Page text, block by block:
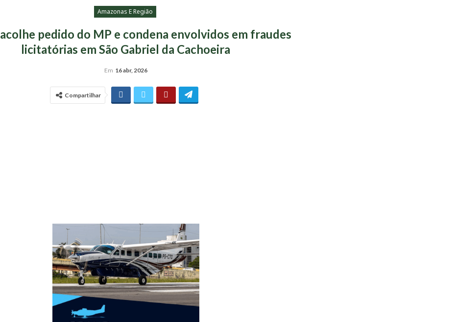
Amazonas E Região
pedido do MP e condena envolvidos em fraudes
licitatórias em São Gabriel da Cachoeira
Em 16 abr, 2026
Compartilhar